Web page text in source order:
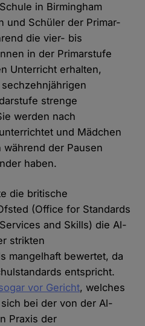
in Birmingham
und Schüler der Primar-
die vier- bis
in der Primarstufe
Unterricht erhalten,
strenge
werden nach
und Mädchen
der Pausen
haben.
die britische
(Office for Standards
and Skills) die Al-
strikten
mangelhaft bewertet, da
entspricht.
vor Gericht, welches
bei der von der Al-
Praxis der